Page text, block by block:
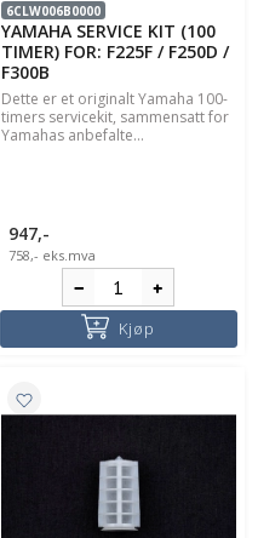
6CLW006B0000
YAMAHA SERVICE KIT (100
TIMER) FOR: F225F / F250D /
F300B
Dette er et originalt Yamaha 100-
timers servicekit, sammensatt for
Yamahas anbefalte...
947,-
758,- eks.mva
Kjøp